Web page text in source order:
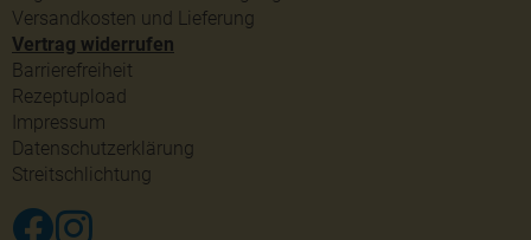
Versandkosten und Lieferung
Vertrag widerrufen
Barrierefreiheit
Rezeptupload
Impressum
Datenschutzerklärung
Streitschlichtung